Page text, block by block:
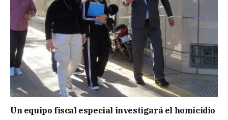
Un equipo fiscal especial investigará el homicidio